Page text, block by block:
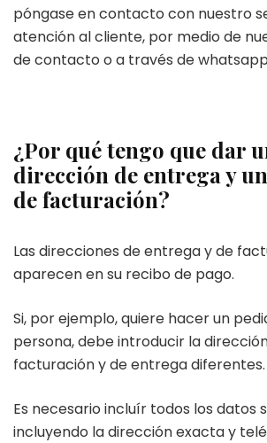
póngase en contacto con nuestro
atención al cliente, por medio de
de contacto o a través de
¿Por qué tengo que dar
dirección de entrega y
de facturación?
Las direcciones de entrega y de
aparecen en su recibo de pago.
Si, por ejemplo, quiere hacer un
persona, debe introducir la
facturación y de entrega diferentes.
Es necesario incluír todos los datos
incluyendo la dirección exacta y